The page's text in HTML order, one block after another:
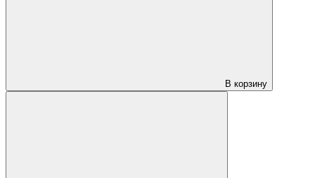
В корзину